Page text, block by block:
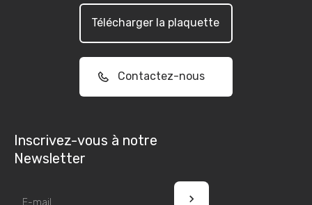
Télécharger la plaquette
Contactez-nous
Inscrivez-vous à notre
Newsletter